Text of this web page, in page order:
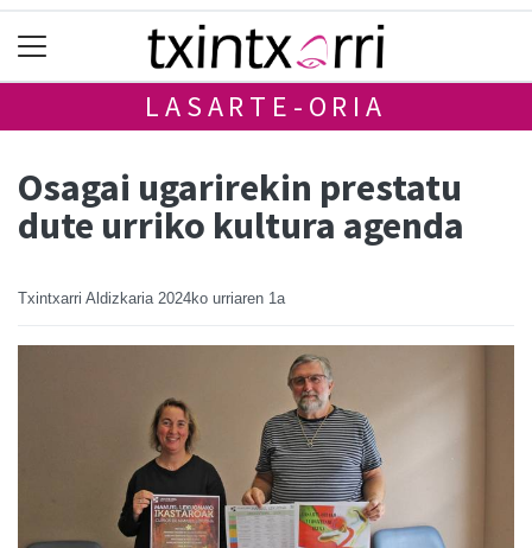
LASARTE-ORIA
Osagai ugarirekin prestatu
dute urriko kultura agenda
Txintxarri Aldizkaria 2024ko urriaren 1a